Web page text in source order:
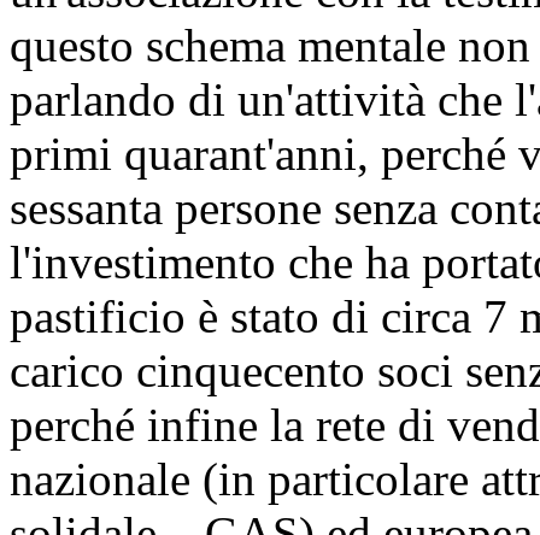
questo schema mentale
parlando di un'attività che
primi quarant'anni, perché
sessanta persone senza
l'investimento che ha
pastificio è stato di circa 7
carico cinquecento soci
perché infine la rete di
nazionale (in particolare